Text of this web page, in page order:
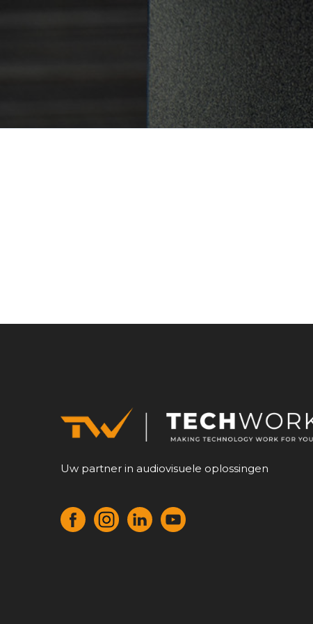
Uw partner in audiovisuele oplossingen